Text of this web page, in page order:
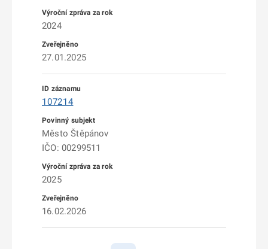
2024
27.01.2025
107214
Město Štěpánov
IČO: 00299511
2025
16.02.2026